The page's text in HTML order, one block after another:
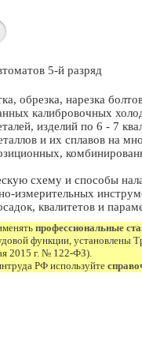
5-й разряд
обрезка, нарезка
калибровочных
изделий по 6 - 7
и их сплавов на
схему и способы
измерительных
квалитетов и
профессиональные
функции,
2015 г. № 122-ФЗ).
РФ используйте